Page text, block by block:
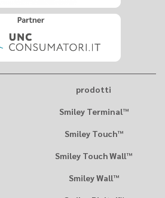
prodotti
Smiley Terminal™
Smiley Touch™
Smiley Touch Wall™
Smiley Wall™